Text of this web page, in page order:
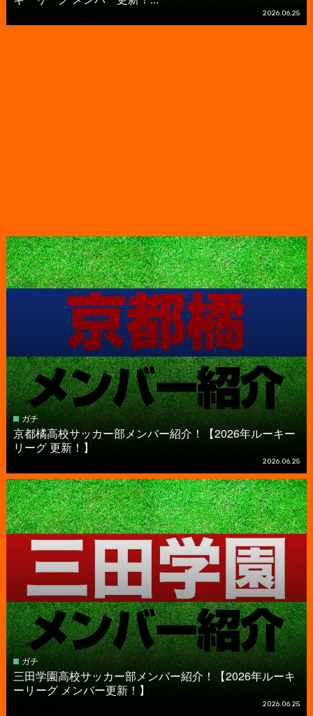
2026.06.25
ガチ
京都橘高校サッカー部メンバー紹介！【2026年ルーキー
リーグ 更新！】
2026.06.25
ガチ
三田学園高校サッカー部メンバー紹介！【2026年ルーキ
ーリーグ メンバー更新！】
2026.06.25